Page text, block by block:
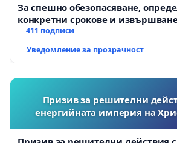
За спешно обезопасяване,
конкретни срокове и
рехабилитация на
Мирово - к.к. Момин проход
411 подписи
Уведомление за прозрачност
Призив за решителни
енергийната империя на